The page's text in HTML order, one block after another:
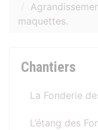
maquettes.
Chantiers
La Fonderie
L’étang des